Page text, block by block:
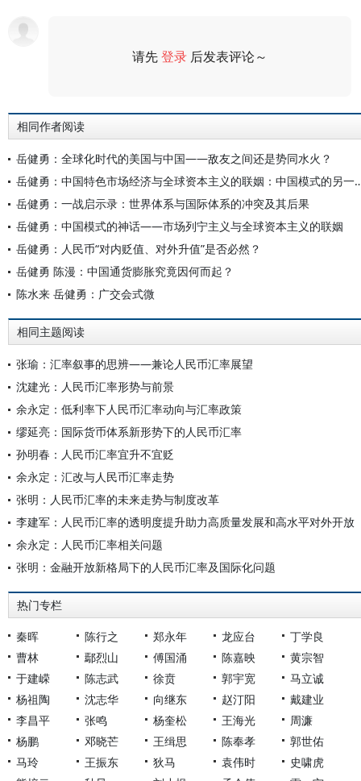
请先登录 后发表评论～
相同作者阅读
岳健勇：全球化时代的美国与中国——敌友之间还是势同水火？
岳健勇：中国特色市场经济与
岳健勇：一战启示录：世界体系与国际体系的冲突及其后果
岳健勇：中国模式的神话——市场列宁主义与全球资本主义的联姻
岳健勇：人民币“对内贬值、对外升值”是否必然？
岳健勇 陈漫：中国通货膨胀究竟因何而起？
陈水来 岳健勇：广交会式微
相同主题阅读
张瑜：汇率叙事的思辨——兼论人民币汇率展望
沈建光：人民币汇率形势与前景
余永定：低利率下人民币汇率动向与汇率政策
缪延亮：国际货币体系新形势下的人民币汇率
孙明春：人民币汇率宜升不宜贬
余永定：汇改与人民币汇率走势
张明：人民币汇率的未来走势与制度改革
李建军：人民币汇率的透明度提升助力高质量发展和高水平对外开放
余永定：人民币汇率相关问题
张明：金融开放新格局下的人民币汇率及国际化问题
热门专栏
秦晖 陈行之 郑永年 龙应台
丁学良
曹林
鄢烈山 傅国涌 陈嘉映
黄宗智
于建嵘
陈志武 徐贲 郭宇宽
马立诚
杨祖陶
沈志华 向继东 赵汀阳
戴建业
李昌平
张鸣 杨奎松 王海光
周濂
杨鹏
邓晓芒 王缉思 陈奉孝
郭世佑
马玲
王振东 狄马 袁伟时
史啸虎